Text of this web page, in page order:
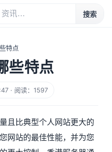
搜索
特点
些特点
· 阅读：1597
且比典型个人网站更大的
网站的最佳性能，并为您